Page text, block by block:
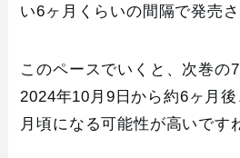
い6ヶ月くらいの間隔で発売さ
このペースでいくと、次巻の
2024年10月9日から約6ヶ月
月頃になる可能性が高いです